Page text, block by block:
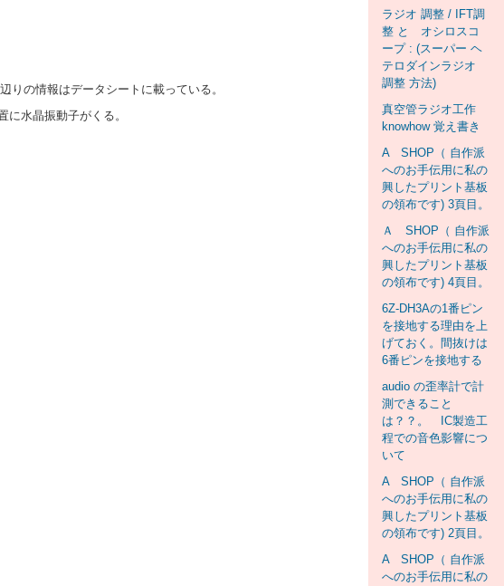
の情報はデータシートに載っている。
水晶振動子がくる。
ラジオ 調整 / IFT調
整 と オシロスコ
ープ : (スーパー ヘ
テロダインラジオ
調整 方法)
真空管ラジオ工作
knowhow 覚え書き
A SHOP（ 自作派
へのお手伝用に私の
興したプリント基板
の領布です) 3頁目。
Ａ SHOP（ 自作派
へのお手伝用に私の
興したプリント基板
の領布です) 4頁目。
6Z-DH3Aの1番ピン
を接地する理由を上
げておく。間抜けは
6番ピンを接地する
audio の歪率計で計
測できること
は？？。 IC製造工
程での音色影響につ
いて
A SHOP（ 自作派
へのお手伝用に私の
興したプリント基板
の領布です) 2頁目。
A SHOP（ 自作派
へのお手伝用に私の